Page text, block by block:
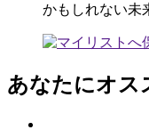
かもしれない未
あなたにオス